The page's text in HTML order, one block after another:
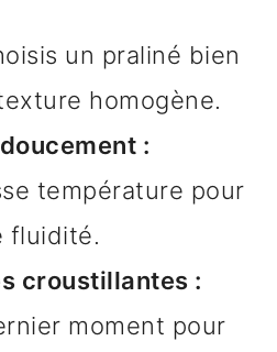
un praliné bien
homogène.
:
température pour
fluidité.
croustillantes :
moment pour